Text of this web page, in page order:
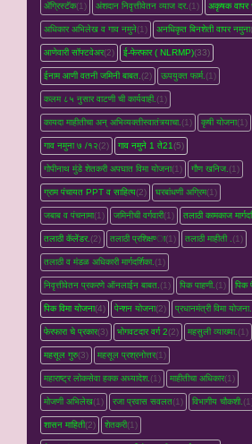
ॲग्रिस्टॅक(1) अंशदान निवृत्तीवेतन व्‍याज दर.(1) अकृषक वापर
अधिकार अभिलेख व गाव नमुने(1) अनधिकृत बिनशेती वापर नमुना
आणेवारी सॉफ्टवेअर(2) ई-फेरफार ( NLRMP)(33)
ईनाम आणी वतनी जमिनी बाबत.(2) ऊपयुक्त फार्म.(1)
कलम ८५ नुसार वाटणी ची कार्यवाही.(1)
कायदा माहीतीचा अन् अभिव्यक्तीस्वातंत्र्याचा.(1) कृषी योजना(1)
गाव नमुना ७ /१२(2) गाव नमुने 1 ते21(5)
गोपीनाथ मुंडे शेतकरी अपघात विमा योजना(1) गौण खनिज.(1)
ग्राम पंचायत PPT व साहित्य(2) घरबांधणी अग्रिम(1)
जबाब व पंचनामा(1) जमिनीची वर्गवारी(1) तलाठी कामकाज
तलाठी कॅलेंडर.(2) तलाठी प्रशिक्षण्‍ा(1) तलाठी माहीती .(1)
तलाठी व मंडळ अधिकारी मार्गदर्शिका.(1)
निवृत्तीवेतन प्रकरणे ऑनलाईन बाबत.(1) पिक पाहणी.(1) पिक
पिक विमा योजना(4) पेन्शन योजना(2) प्रधानमंत्री विमा योजना.
फेरफारा चे प्रकार(3) भोगवटदार वर्ग 2(2) महसुली व्‍याख्‍या.(1)
महसूल गुरु(3) महसूल प्रश्रनोत्तर(1)
महाराष्ट्र लोकसेवा हक्क अध्यादेश.(1) माहीतीचा अधिकार(1)
मोजणी अभिलेख(1) रजा प्रवास सवलत(1) विभागीय चौकशी.
शासन माहिती(2) शेतकरी(1)